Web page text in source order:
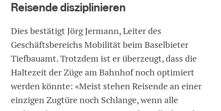
Reisende disziplinieren
Dies bestätigt Jörg Jermann, Leiter des
Geschäftsbereichs Mobilität beim Baselbieter
Tiefbauamt. Trotzdem ist er überzeugt, dass die
Haltezeit der Züge am Bahnhof noch optimiert
werden könnte: «Meist stehen Reisende an einer
einzigen Zugtüre noch Schlange, wenn alle